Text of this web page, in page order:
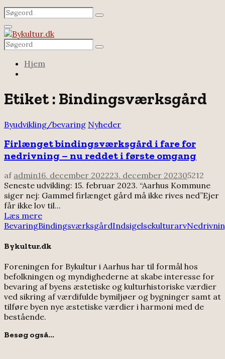
Search
for:
Search
Facebook
Email
Rss
Primary
Menu
Search
for:
Search
Hjem
Etiket : Bindingsværksgård
Byudvikling/bevaring Nyheder
Firlænget bindingsværksgård i fare for
nedrivning – nu reddet i første omgang
af admin16. december 202223. december 202305212
Seneste udvikling: 15. februar 2023. “Aarhus Kommune
siger nej: Gammel firlænget gård må ikke rives ned”Ejer
får ikke lov til...
Læs mere
BevaringBindingsværksgårdIndsigelsekulturarv
Bykultur.dk
Foreningen for Bykultur i Aarhus har til formål hos
befolkningen og myndighederne at skabe interesse for
bevaring af byens æstetiske og kulturhistoriske værdier
ved sikring af værdifulde bymiljøer og bygninger samt at
tilføre byen nye æstetiske værdier i harmoni med de
bestående.
Besøg også...